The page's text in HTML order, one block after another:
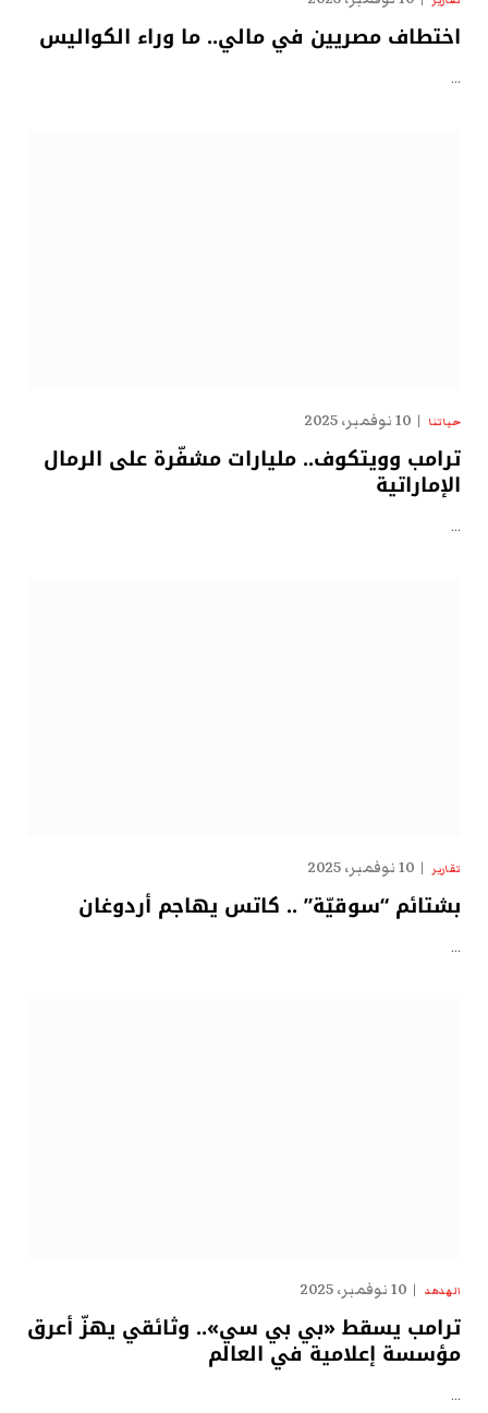
اختطاف مصريين في مالي.. ما وراء الكواليس
…
حياتنا 10 نوفمبر، 2025
ترامب وويتكوف.. مليارات مشفّرة على الرمال
الإماراتية
…
تقارير 10 نوفمبر، 2025
بشتائم “سوقيّة” .. كاتس يهاجم أردوغان
…
الهدهد 10 نوفمبر، 2025
ترامب يسقط «بي بي سي».. وثائقي يهزّ أعرق
مؤسسة إعلامية في العالم
…